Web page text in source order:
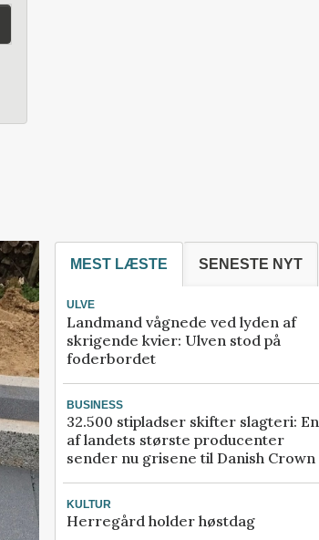
MEST LÆSTE SENESTE NYT
ULVE
Landmand vågnede ved lyden af
skrigende kvier: Ulven stod på
foderbordet
BUSINESS
32.500 stipladser skifter slagteri: En
af landets største producenter
sender nu grisene til Danish Crown
KULTUR
Herregård holder høstdag